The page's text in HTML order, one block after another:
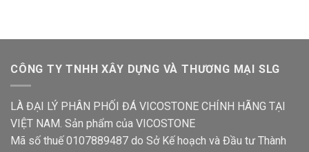
CÔNG TY TNHH XÂY DỰNG VÀ THƯƠNG MẠI SLG
LÀ ĐẠI LÝ PHÂN PHỐI ĐÁ VICOSTONE CHÍNH HÃNG TẠI
VIỆT NAM. Sản phẩm của VICOSTONE
Mã số thuế 0107889487 do Sở Kế hoạch và Đầu tư Thành